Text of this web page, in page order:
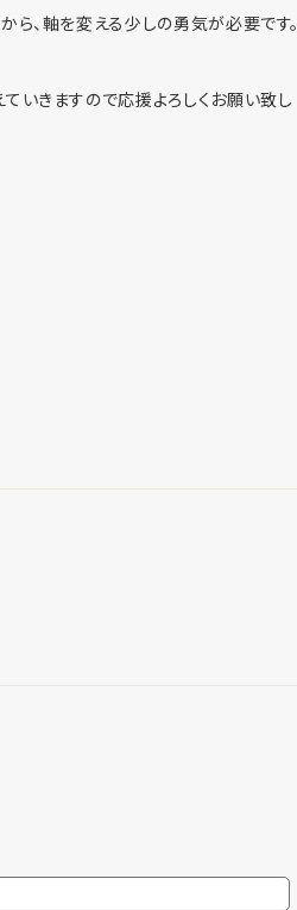
ら、軸を変える少しの勇気が必要です。
いきますので応援よろしくお願い致し